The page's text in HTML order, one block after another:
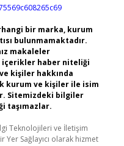
bir marka, kurum
bulunmamaktadır.
makaleler
içerikler haber niteliği
kişiler hakkında
kurum ve kişiler ile isim
Sitemizdeki bilgiler
taşımazlar.
Teknolojileri ve İletişim
Yer Sağlayıcı olarak hizmet